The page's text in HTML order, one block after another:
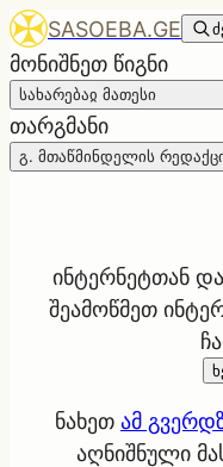
SASOEBA.GE
მონიშნეთ წიგნი
სახარებაჲ მათესი
თარგმანი
გ. მთაწმინდელის
ინტერნეტთან
შეამოწმეთ
ნახეთ ამ
აღნიშნული